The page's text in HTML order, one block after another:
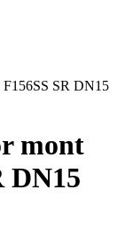
SR DN15
mont
DN15